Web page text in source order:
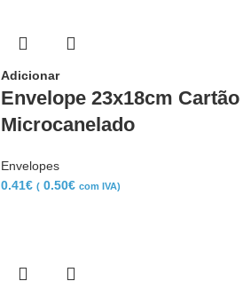
Adicionar
Envelope 23x18cm Cartão
Microcanelado
Envelopes
0.41€ ( 0.50€ com IVA)